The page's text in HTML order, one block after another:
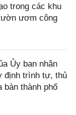
trong các khu
ươm công
Ủy ban nhân
định trình tự, thủ
bàn thành phố